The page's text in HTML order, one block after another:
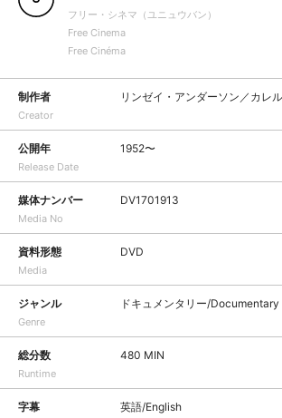
フリー・シネマ（ユニュウバン）
Free Cinema
Free Cinéma
制作者
Creator
リンゼイ・アンダーソン／カレ
公開年
Release Date
1952〜
媒体ナンバー
Media No
DV1701913
資料形態
Media
DVD
ジャンル
Genre
ドキュメンタリー/Documentary
総分数
Runtime
480 MIN
字幕 英語/English